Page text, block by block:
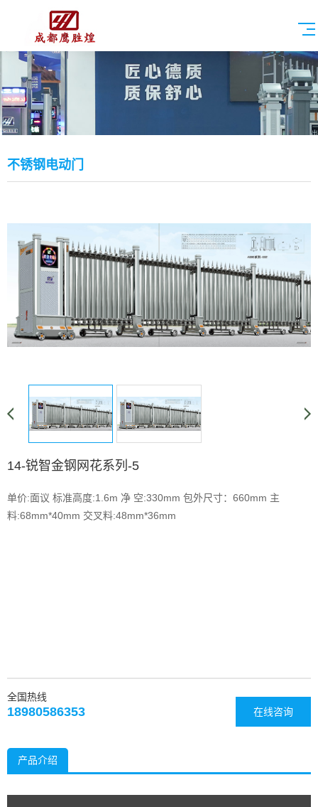
不锈钢电动门
14-锐智金钢网花系列-5
单价:面议 标准高度:1.6m 净 空:330mm 包外尺寸：660mm 主
料:68mm*40mm 交叉料:48mm*36mm
在线咨询
全国热线
18980586353
产品介绍